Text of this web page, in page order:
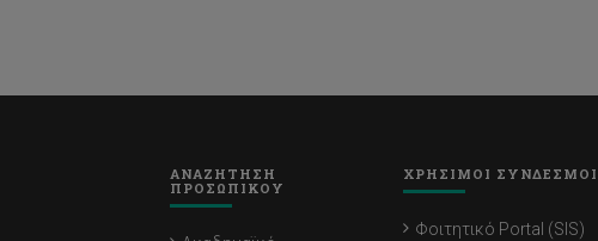
ΑΝΑΖΗΤΗΣΗ
ΠΡΟΣΩΠΙΚΟΥ
ΧΡΗΣΙΜΟΙ ΣΥΝΔΕΣΜΟΙ
Φοιτητικό Portal (SIS)